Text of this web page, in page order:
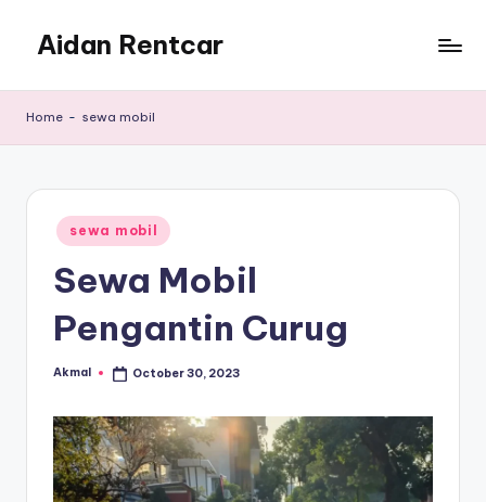
content
Aidan Rentcar
Murah
Home - sewa mobil
Posted
in
sewa mobil
Sewa Mobil
Pengantin Curug
Posted
Akmal October 30, 2023